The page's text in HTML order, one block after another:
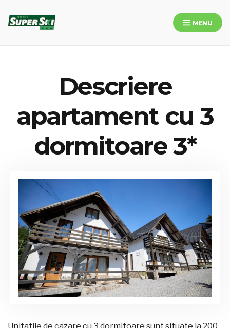
MENU
Descriere
apartament cu 3
dormitoare 3*